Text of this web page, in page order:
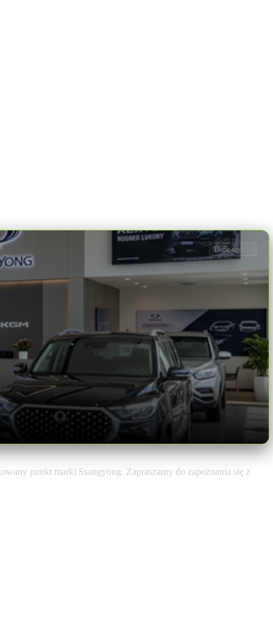
Dane ogólne
punkt marki Ssangyong. Zapraszamy do zapoznania się z